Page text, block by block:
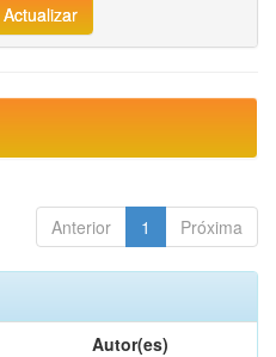
Anterior 1 Próxima
Autor(es)